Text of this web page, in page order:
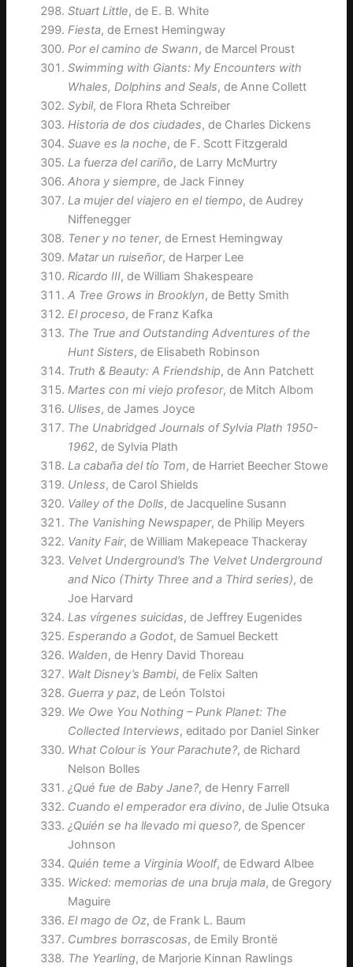
Stuart Little, de E. B. White
Fiesta, de Ernest Hemingway
Por el camino de Swann, de Marcel Proust
Swimming with Giants: My Encounters with
Whales, Dolphins and Seals, de Anne Collett
Sybil, de Flora Rheta Schreiber
Historia de dos ciudades, de Charles Dickens
Suave es la noche, de F. Scott Fitzgerald
La fuerza del cariño, de Larry McMurtry
Ahora y siempre, de Jack Finney
La mujer del viajero en el tiempo, de Audrey
Niffenegger
Tener y no tener, de Ernest Hemingway
Matar un ruiseñor, de Harper Lee
Ricardo III, de William Shakespeare
A Tree Grows in Brooklyn, de Betty Smith
El proceso, de Franz Kafka
The True and Outstanding Adventures of the
Hunt Sisters, de Elisabeth Robinson
Truth & Beauty: A Friendship, de Ann Patchett
Martes con mi viejo profesor, de Mitch Albom
Ulises, de James Joyce
The Unabridged Journals of Sylvia Plath 1950-
1962, de Sylvia Plath
La cabaña del tío Tom, de Harriet Beecher Stowe
Unless, de Carol Shields
Valley of the Dolls, de Jacqueline Susann
The Vanishing Newspaper, de Philip Meyers
Vanity Fair, de William Makepeace Thackeray
Velvet Underground’s The Velvet Underground
and Nico (Thirty Three and a Third series), de
Joe Harvard
Las vírgenes suicidas, de Jeffrey Eugenides
Esperando a Godot, de Samuel Beckett
Walden, de Henry David Thoreau
Walt Disney’s Bambi, de Felix Salten
Guerra y paz, de León Tolstoi
We Owe You Nothing – Punk Planet: The
Collected Interviews, editado por Daniel Sinker
What Colour is Your Parachute?, de Richard
Nelson Bolles
¿Qué fue de Baby Jane?, de Henry Farrell
Cuando el emperador era divino, de Julie Otsuka
¿Quién se ha llevado mi queso?, de Spencer
Johnson
Quién teme a Virginia Woolf, de Edward Albee
Wicked: memorias de una bruja mala, de Gregory
Maguire
El mago de Oz, de Frank L. Baum
Cumbres borrascosas, de Emily Brontë
The Yearling, de Marjorie Kinnan Rawlings